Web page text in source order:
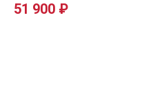
51 900 ₽